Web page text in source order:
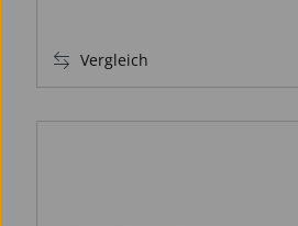
Vergleich